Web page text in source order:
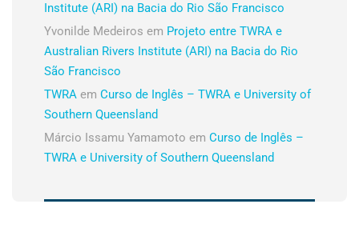
Institute (ARI) na Bacia do Rio São Francisco
Yvonilde Medeiros em Projeto entre TWRA e
Australian Rivers Institute (ARI) na Bacia do Rio
São Francisco
TWRA em Curso de Inglês – TWRA e University of
Southern Queensland
Márcio Issamu Yamamoto em Curso de Inglês –
TWRA e University of Southern Queensland